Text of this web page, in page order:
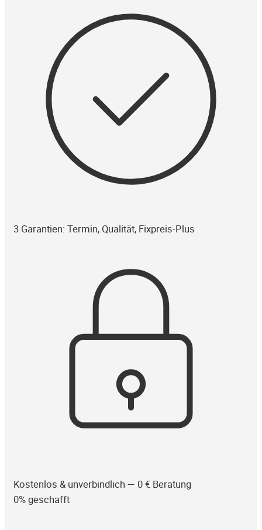
3 Garantien: Termin, Qualität, Fixpreis-Plus
Kostenlos & unverbindlich — 0 € Beratung
0% geschafft